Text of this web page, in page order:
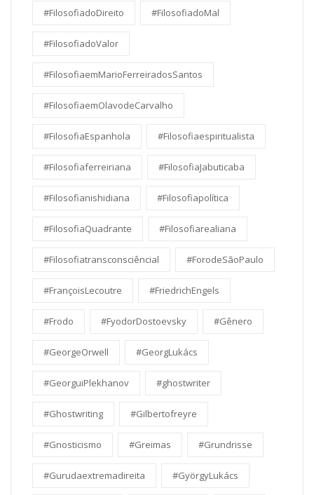
#FilosofiadoDireito #FilosofiadoMal
#FilosofiadoValor
#FilosofiaemMarioFerreiradosSantos
#FilosofiaemOlavodeCarvalho
#FilosofiaEspanhola #Filosofiaespiritualista
#Filosofiaferreiriana #FilosofiaJabuticaba
#Filosofianishidiana #Filosofiapolítica
#FilosofiaQuadrante #Filosofiarealiana
#Filosofiatransconsciêncial #ForodeSãoPaulo
#FrançoisLecoutre #FriedrichEngels
#Frodo #FyodorDostoevsky #Gênero
#GeorgeOrwell #GeorgLukács
#GeorguiPlekhanov #ghostwriter
#Ghostwriting #Gilbertofreyre
#Gnosticismo #Greimas #Grundrisse
#Gurudaextremadireita #GyörgyLukács